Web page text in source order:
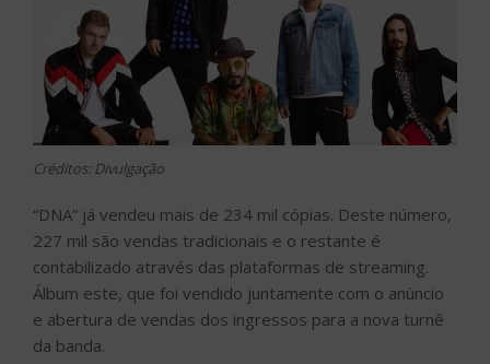
Créditos: Divulgação
“DNA” já vendeu mais de 234 mil cópias. Deste número,
227 mil são vendas tradicionais e o restante é
contabilizado através das plataformas de streaming.
Álbum este, que foi vendido juntamente com o anúncio
e abertura de vendas dos ingressos para a nova turnê
da banda.